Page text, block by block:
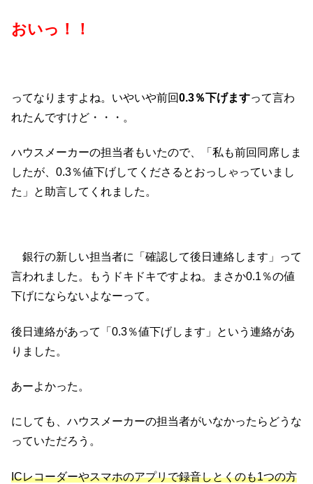
おいっ！！
ってなりますよね。いやいや前回0.3％下げますって言わ
れたんですけど・・・。
ハウスメーカーの担当者もいたので、「私も前回同席しま
したが、0.3％値下げしてくださるとおっしゃっていまし
た」と助言してくれました。
銀行の新しい担当者に「確認して後日連絡します」って
言われました。もうドキドキですよね。まさか0.1％の値
下げにならないよなーって。
後日連絡があって「0.3％値下げします」という連絡があ
りました。
あーよかった。
にしても、ハウスメーカーの担当者がいなかったらどうな
っていただろう。
ICレコーダーやスマホのアプリで録音しとくのも1つの方